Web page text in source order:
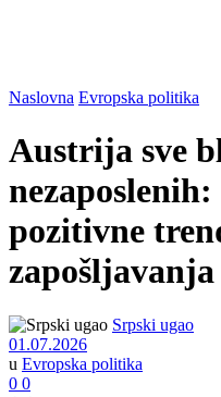
Naslovna Evropska politika
Austrija sve
pozitivne
zapošljavanja
Srpski ugao
01.07.2026
u Evropska politika
0 0